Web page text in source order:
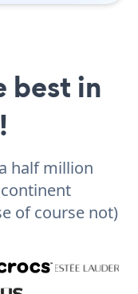
best in
half million
of course not)